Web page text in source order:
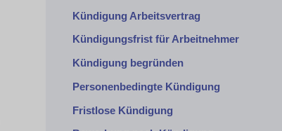
Kündigung Arbeitsvertrag
Kündigungsfrist für Arbeitnehmer
Kündigung begründen
Personenbedingte Kündigung
Fristlose Kündigung